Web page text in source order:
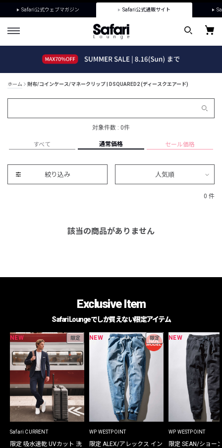
Safari公式ウェブマガジン Safari公式通販サイト
ホーム 財布/コインケース/マネークリップ | DSQUARED2 (ディースクエアード)
対象件数 : 0件
すべて 通常価格 セール価格
絞り込み 人気順
0 件
該当の商品がありません
Exclusive Item
Safari Loungeでしか買えない限定アイテム
NEW 限定
Safari CURRENT
限定 吸水速乾 UVカット 洗
NEW 限定
WP WESTPOINT
限定 ALEX/アレックス イン
NEW
WP WESTPOINT
限定 SEAN/ショー